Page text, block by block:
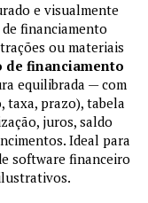
e visualmente
financiamento
ou materiais
de financiamento
equilibrada — com
taxa, prazo), tabela
juros, saldo
Ideal para
software financeiro